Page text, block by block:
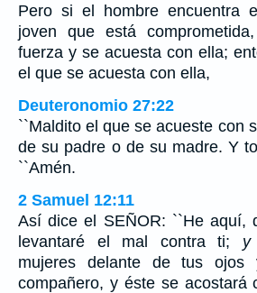
Pero si el hombre encuentra
joven que está
fuerza y se acuesta con ella;
el que se acuesta con ella,
Deuteronomio 27:22
``Maldito el que se acueste con
de su padre o de su madre. Y
``Amén.
2 Samuel 12:11
Así dice el SEÑOR: ``He aquí,
levantaré el mal contra ti; y
mujeres delante de tus ojos
compañero, y éste se acostará